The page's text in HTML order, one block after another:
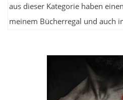
aus dieser Kategorie haben
meinem Bücherregal und auch